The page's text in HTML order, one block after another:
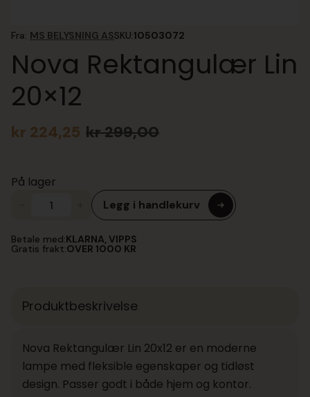
Fra: MS BELYSNING ASSKU:10503072
Nova Rektangulær Lin
20×12
kr299,00
Opprinnelig
kr 299,00.
kr 224,25
Nåværende
kr 224,25.
På lager
20x12
antall
Legg i handlekurv
Betale med:KLARNA, VIPPS
Gratis frakt:OVER 1000 KR
Produktbeskrivelse
Nova Rektangulær Lin 20x12 er en moderne
lampe med fleksible egenskaper og tidløst
design. Passer godt i både hjem og kontor.